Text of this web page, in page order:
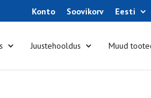
Konto Soovikorv Eesti
Juustehooldus Muud